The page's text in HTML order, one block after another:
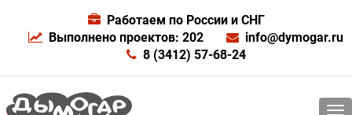
Работаем по России и СНГ
Выполнено проектов: 202
info@dymogar.ru
8 (3412) 57-68-24